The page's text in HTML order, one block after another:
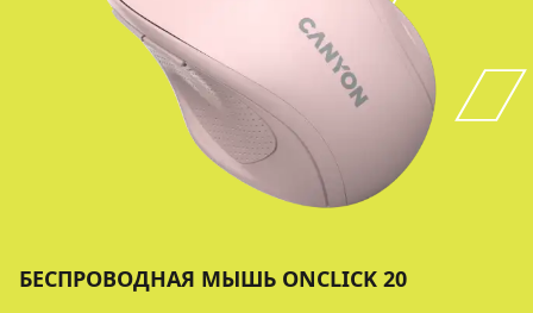
БЕСПРОВОДНАЯ МЫШЬ ONCLICK 20